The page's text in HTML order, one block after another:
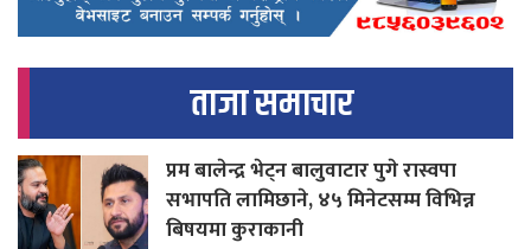
ताजा समाचार
प्रम बालेन्द्र भेट्न बालुवाटार पुगे रास्वपा
सभापति लामिछाने, ४५ मिनेटसम्म विभिन्न
बिषयमा कुराकानी